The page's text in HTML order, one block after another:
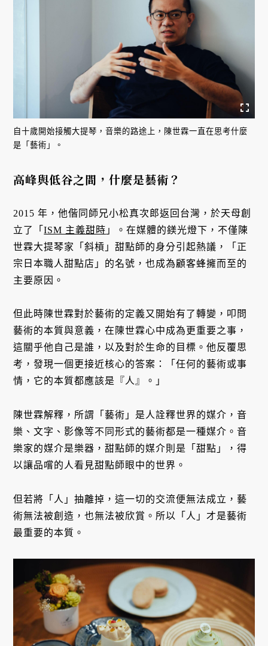
自十歲開始接觸大提琴，音樂的路途上，陳世霖一直在思考什麼
是「藝術」。
高峰與低谷之間，什麼是藝術？
2015 年，他偕同師兄小松真次郎返回台灣，於天母創
立了「ISM 主義甜時 」。在媒體的鎂光燈下，不僅陳
世霖大提琴家「斜槓」甜點師的身分引起熱議，「正
宗日本職人甜點店」的名號，也成為顧客蜂擁而至的
主要原因。
但此時陳世霖對於藝術的定義又開始有了轉變，叩問
藝術的本質與意義，在陳世霖心中成為更重要之事，
這關乎他自己是誰，以及對於生命的目標。他反覆思
考，發現一個更接近核心的答案：「任何的藝術或事
情，它的本質都應該是『人』。」
陳世霖解釋，所謂「藝術」是人詮釋世界的媒介，音
樂、文字、影像等不同形式的藝術都是一種媒介。音
樂家的媒介是樂器，甜點師的媒介則是「甜點」，得
以讓品嚐的人看見甜點師眼中的世界。
但若將「人」抽離掉，這一切的交流便無法成立，藝
術無法被創造，也無法被欣賞。所以「人」才是藝術
最重要的本質。